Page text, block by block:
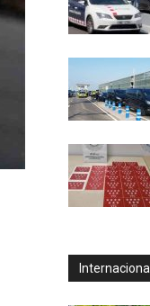
Internacional